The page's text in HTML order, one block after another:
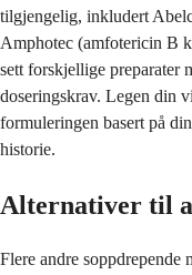
tilgjengelig, inkludert
Amphotec (amfotericin B
sett forskjellige preparater
doseringskrav. Legen din
formuleringen basert på
historie.
Alternativer til
Flere andre soppdrepende